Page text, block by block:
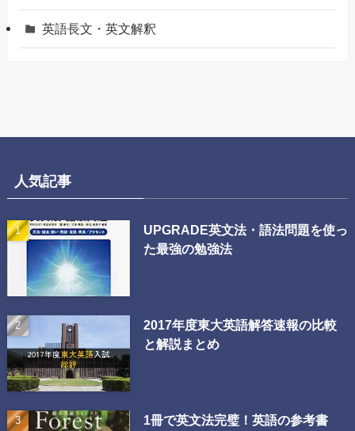
英語長文・英文解釈
人気記事
UPGRADE英文法・語法問題を使っ
た最強の勉強法
2017年度東大英語解答速報の比較
と解説まとめ
1冊で英文法完璧！英語の参考書